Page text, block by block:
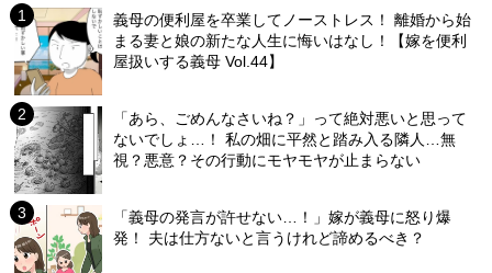
義母の便利屋を卒業してノーストレス！ 離婚から始
まる妻と娘の新たな人生に悔いはなし！【嫁を便利
屋扱いする義母 Vol.44】
「あら、ごめんなさいね？」って絶対悪いと思って
ないでしょ…！ 私の畑に平然と踏み入る隣人…無
視？悪意？その行動にモヤモヤが止まらない
「義母の発言が許せない…！」嫁が義母に怒り爆
発！ 夫は仕方ないと言うけれど諦めるべき？